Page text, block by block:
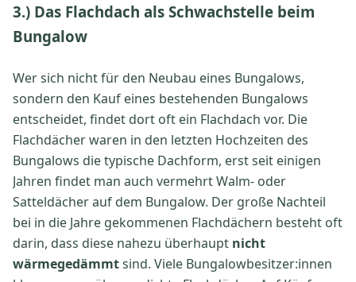
3.) Das Flachdach als Schwachstelle beim
Bungalow
Wer sich nicht für den Neubau eines Bungalows,
sondern den Kauf eines bestehenden Bungalows
entscheidet, findet dort oft ein Flachdach vor. Die
Flachdächer waren in den letzten Hochzeiten des
Bungalows die typische Dachform, erst seit einigen
Jahren findet man auch vermehrt Walm- oder
Satteldächer auf dem Bungalow. Der große Nachteil
bei in die Jahre gekommenen Flachdächern besteht oft
darin, dass diese nahezu überhaupt nicht
wärmegedämmtsind. Viele Bungalowbesitzer:innen